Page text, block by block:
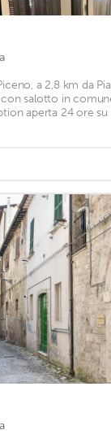
a 2,8 km da
salotto in
aperta 24 ore